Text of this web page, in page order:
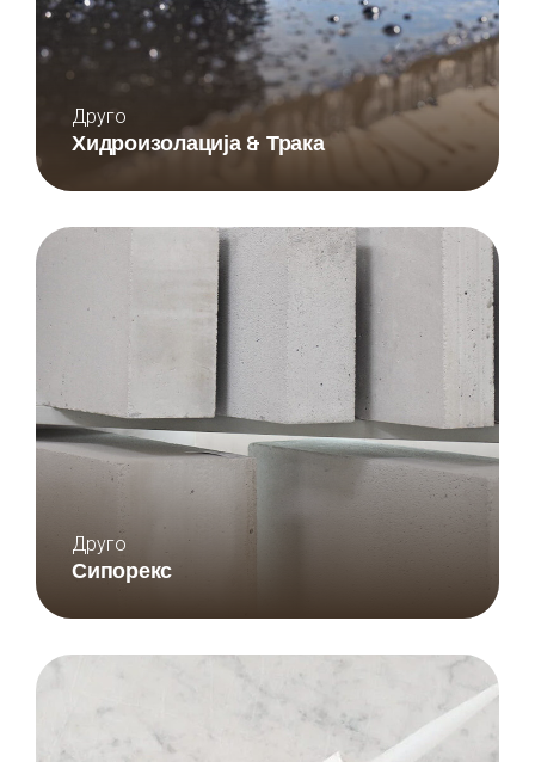
Друго
Хидроизолација & Трака
Друго
Сипорекс